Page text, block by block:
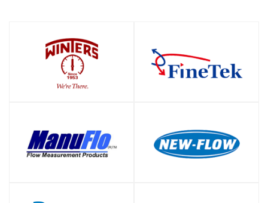
SHOP SHOP
SHOP SHOP